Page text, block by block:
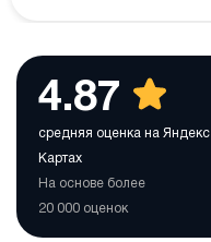
4.87
средняя оценка на Яндекс
Картах
На основе более
20 000 оценок